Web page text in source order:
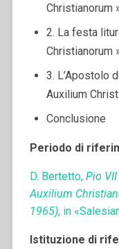
Christianorum
2. La festa
Christianorum
3. L’Apostolo
Auxilium
Conclusione
Periodo di
D. Bertetto, Pio
Auxilium
1965), in
Istituzione di